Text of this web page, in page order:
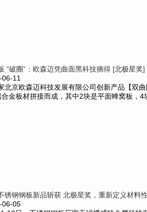
“破圈”：欧森迈凭曲面黑科技摘得 [北极星奖]
06-11
北京欧森迈科技发展有限公司创新产品【双
金板材拼接而成，其中2块是平面蜂窝板，4
锈钢钢板新品斩获 北极星奖，重新定义材料
06-05